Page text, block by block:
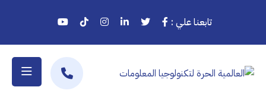
تابعنا علي :